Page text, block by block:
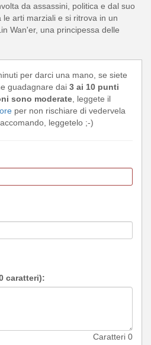
da assassini, politica e dal suo
arti marziali e si ritrova in un
Wan'er, una principessa delle
per darci una mano, se siete
guadagnare dai 3 ai 10 punti
sono moderate, leggete il
per non rischiare di vedervela
leggetelo ;-)
caratteri):
Caratteri 0